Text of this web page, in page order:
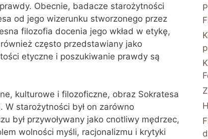
Obecnie, badacze starożytności
od jego wizerunku stworzonego przez
filozofia docenia jego wkład w etykę,
często przedstawiany jako
etyczne i poszukiwanie prawdy są
kulturowe i filozoficzne, obraz Sokratesa
W starożytności był on zarówno
był przywoływany jako cnotliwy mędrzec,
wolności myśli, racjonalizmu i krytyki